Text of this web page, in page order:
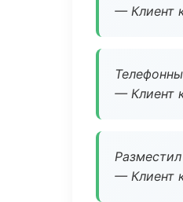
— Клиент
— Клиент
— Клиент